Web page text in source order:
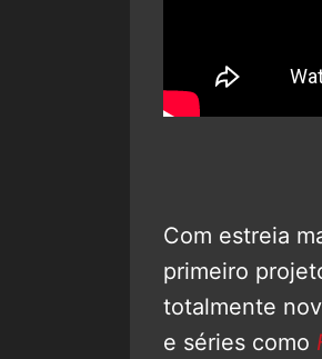
Com estreia
primeiro
totalmente
e séries como